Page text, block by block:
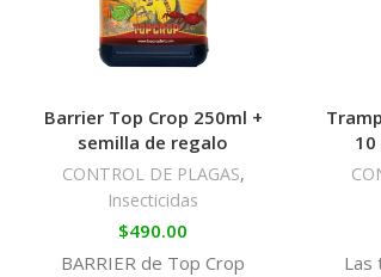
climáticas y los suelos de nuestro país.
actividad antifúngica frente a un amplio
tanto enfermedades foliares como
ha sido comprobada frente a: Botrytis sp.
Verticillium sp. Sclerotinia sp. Pythium sp.
Barrier Top Crop 250ml +
semilla de regalo
CONTROL DE PLAGAS,
Insecticidas
$490.00
BARRIER de Top Crop
10
Las